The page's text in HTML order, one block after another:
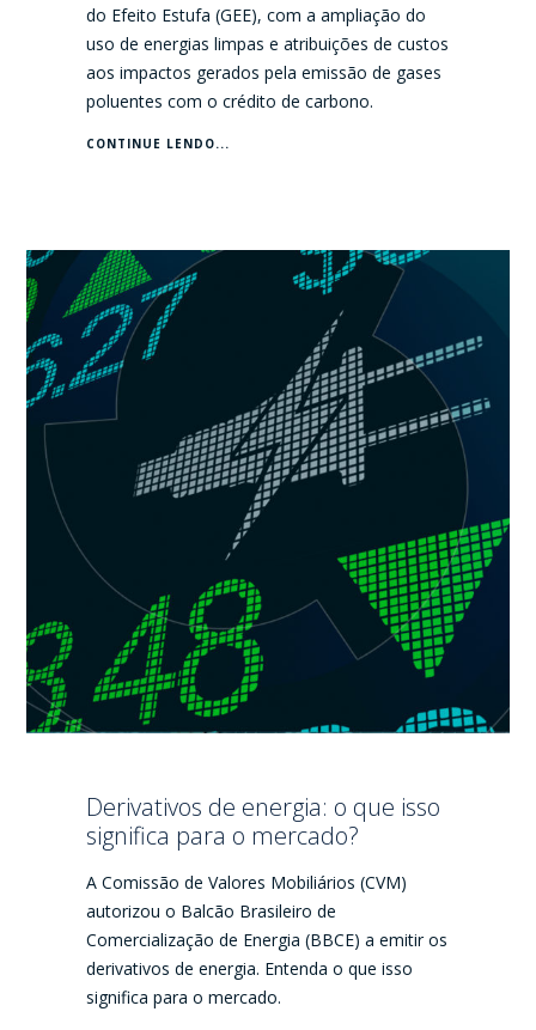
do Efeito Estufa (GEE), com a ampliação do
uso de energias limpas e atribuições de custos
aos impactos gerados pela emissão de gases
poluentes com o crédito de carbono.
CONTINUE LENDO...
Derivativos de energia: o que isso
significa para o mercado?
A Comissão de Valores Mobiliários (CVM)
autorizou o Balcão Brasileiro de
Comercialização de Energia (BBCE) a emitir os
derivativos de energia. Entenda o que isso
significa para o mercado.